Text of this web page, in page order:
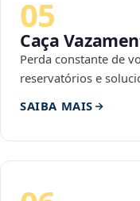
05
Caça
Perda constante de
reservatórios e
SAIBA MAIS